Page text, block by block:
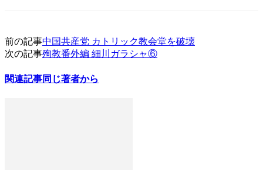
前の記事中国共産党 カトリック教会堂を破壊
次の記事殉教番外編 細川ガラシャ⑥
関連記事同じ著者から